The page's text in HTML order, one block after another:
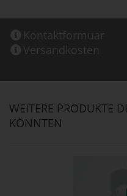
Kontaktformuar
Versandkosten
WEITERE PRODUKTE
KÖNNTEN